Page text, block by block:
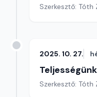
Szerkesztő: Tóth
2025. 10. 27.
Szerkesztő: Tóth